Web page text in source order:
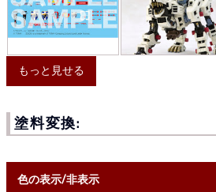
もっと見せる
塗料変換:
色の表示/非表示